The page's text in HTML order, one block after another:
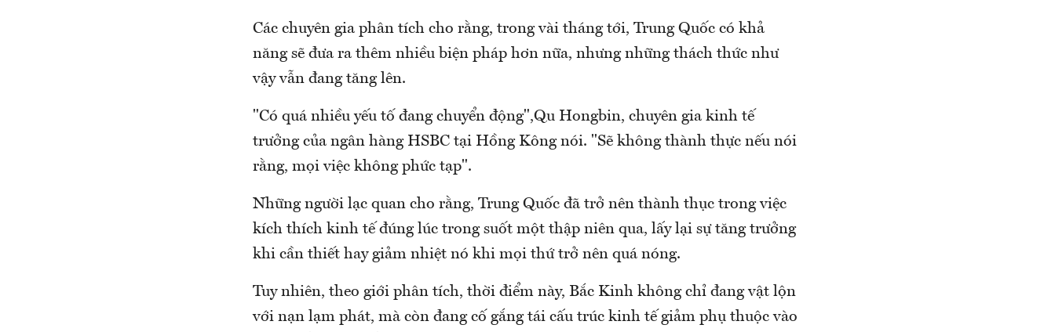
Các chuyên gia phân tích cho rằng, trong vài tháng tới, Trung Quốc có khả
năng sẽ đưa ra thêm nhiều biện pháp hơn nữa, nhưng những thách thức như
vậy vẫn đang tăng lên.
"Có quá nhiều yếu tố đang chuyển động",Qu Hongbin, chuyên gia kinh tế
trưởng của ngân hàng HSBC tại Hồng Kông nói. "Sẽ không thành thực nếu nói
rằng, mọi việc không phức tạp".
Những người lạc quan cho rằng, Trung Quốc đã trở nên thành thục trong việc
kích thích kinh tế đúng lúc trong suốt một thập niên qua, lấy lại sự tăng trưởng
khi cần thiết hay giảm nhiệt nó khi mọi thứ trở nên quá nóng.
Tuy nhiên, theo giới phân tích, thời điểm này, Bắc Kinh không chỉ đang vật lộn
với nạn lạm phát, mà còn đang cố gắng tái cấu trúc kinh tế giảm phụ thuộc vào